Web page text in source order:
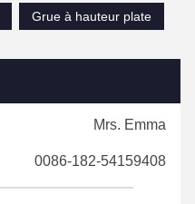
Grue à hauteur plate
Mrs. Emma
0086-182-54159408